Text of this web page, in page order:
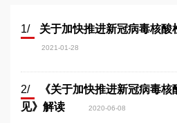
1/ 关于加快推进新冠病毒核酸
2021-01-28
2/
《关于加快推进新冠病毒
见》解读
2020-06-08